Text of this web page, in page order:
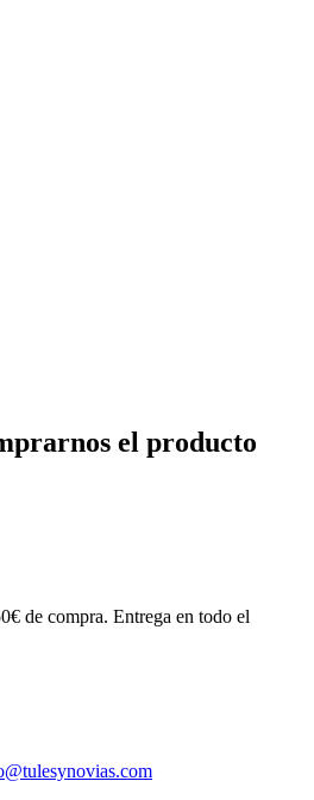
el producto
de compra. Entrega en todo el